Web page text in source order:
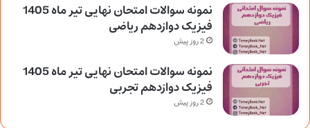
نمونه سوالات امتحان نهایی تیر ماه 1405
فیزیک دوازدهم ریاضی
2 روز پیش
نمونه سوالات امتحان نهایی تیر ماه 1405
فیزیک دوازدهم تجربی
2 روز پیش